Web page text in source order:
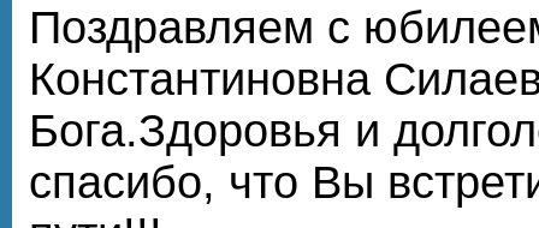
Поздравляем с
Константиновна
Бога.Здоровья и
спасибо, что Вы